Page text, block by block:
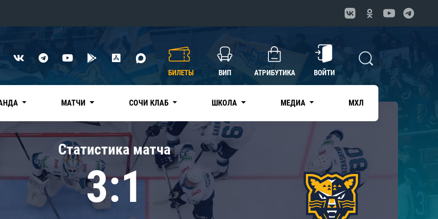
Нефтехимик
Дивизион Чернышева
Авангард
Адмирал
КХЛ
БИЛЕТЫ ВИП АТРИБУТИКА ВОЙТИ
МАТЧИ СОЧИ КЛАБ ШКОЛА МЕДИА МХЛ
Статистика матча
3:1